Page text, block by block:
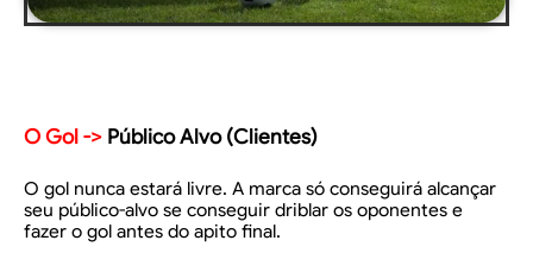
O Gol -> Público Alvo (Clientes)
O gol nunca estará livre. A marca só conseguirá alcançar
seu público-alvo se conseguir driblar os oponentes e
fazer o gol antes do apito final.